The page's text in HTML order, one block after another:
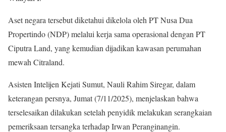
Aset negara tersebut diketahui dikelola oleh PT Nusa Dua
Propertindo (NDP) melalui kerja sama operasional dengan PT
Ciputra Land, yang kemudian dijadikan kawasan perumahan
mewah Citraland.
Asisten Intelijen Kejati Sumut, Nauli Rahim Siregar, dalam
keterangan persnya, Jumat (7/11/2025), menjelaskan bahwa
terselesaikan dilakukan setelah penyidik ​​melakukan serangkaian
pemeriksaan tersangka terhadap Irwan Peranginangin.